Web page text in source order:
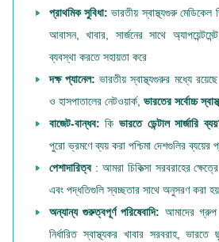
প্রাথমিক সুবিধা:ভারতীয় স্বাস্থ্যগুরু মেডিকেল
আবাসন, খাবার, সার্জনের সাথে
ব্যবস্থা করতে সহায়তা করে
দক্ষ প্যানেল:ভারতীয় স্বাস্থ্যগুরুর মধ্যে
ও হাসপাতালের নেটওয়ার্ক, ভারতের সর্বোচ্চ
বাজেট-বান্ধব: কিভারতে ডেন্টাল সার্জারি ব্যয়
পুরো ভ্রমণে ব্যয় করা পশ্চিমা দেশগুলির ব্যয়ের
পেশাদারিত্ব : আমরা চিকিত্সা সরবরাহের
এবং পদ্ধতিগুলি স্বচ্ছতার সাথে অনুসরণ করা হয়
অন্যান্য গুরুত্বপূর্ণ পরিষেবাদি: আমাদের গ্রুপ
নির্ধারিত স্বাস্থ্যকর খাবার সরবরাহ, ভারতে